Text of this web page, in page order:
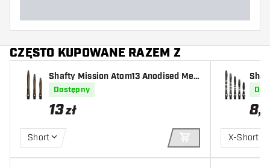
CZĘSTO KUPOWANE RAZEM Z
Shafty Mission Atom13 Anodised Met
al Gripped Bronze
Dostępny
13zł
Short
DODAJ DO
8,10
X-Short